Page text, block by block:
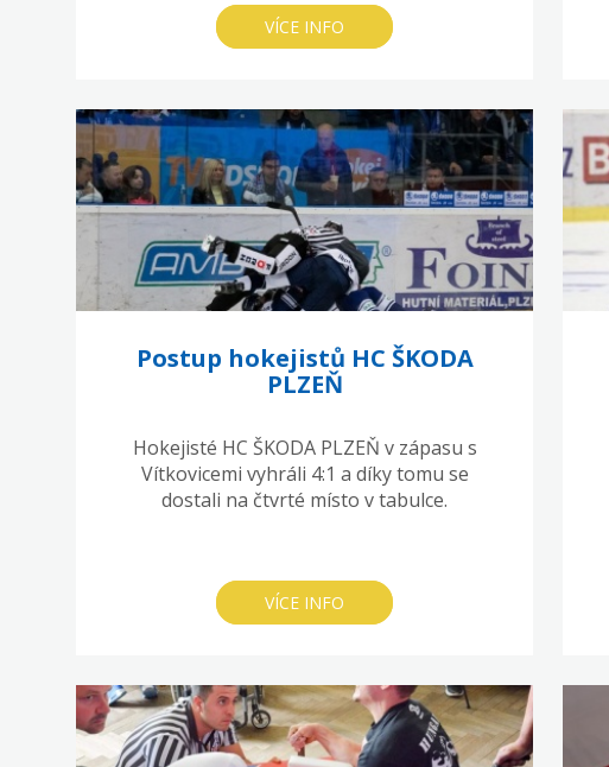
VÍCE INFO
Postup hokejistů HC ŠKODA
PLZEŇ
Hokejisté HC ŠKODA PLZEŇ v zápasu s
Vítkovicemi vyhráli 4:1 a díky tomu se
dostali na čtvrté místo v tabulce.
VÍCE INFO